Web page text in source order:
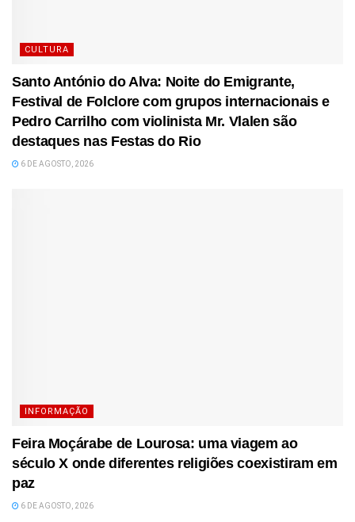
CULTURA
Santo António do Alva: Noite do Emigrante,
Festival de Folclore com grupos internacionais e
Pedro Carrilho com violinista Mr. Vlalen são
destaques nas Festas do Rio
6 DE AGOSTO, 2026
INFORMAÇÃO
Feira Moçárabe de Lourosa: uma viagem ao
século X onde diferentes religiões coexistiram em
paz
6 DE AGOSTO, 2026